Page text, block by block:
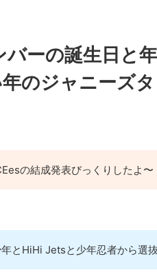
ーの誕生日と
のジャニーズ
の結成発表びっくりしたよ〜
とHiHi Jetsと少年忍者から選